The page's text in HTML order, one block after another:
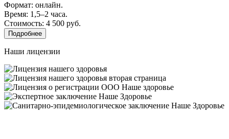
Формат: онлайн.
Время: 1,5–2 часа.
Стоимость: 4 500 руб.
Подробнее
Наши лицензии